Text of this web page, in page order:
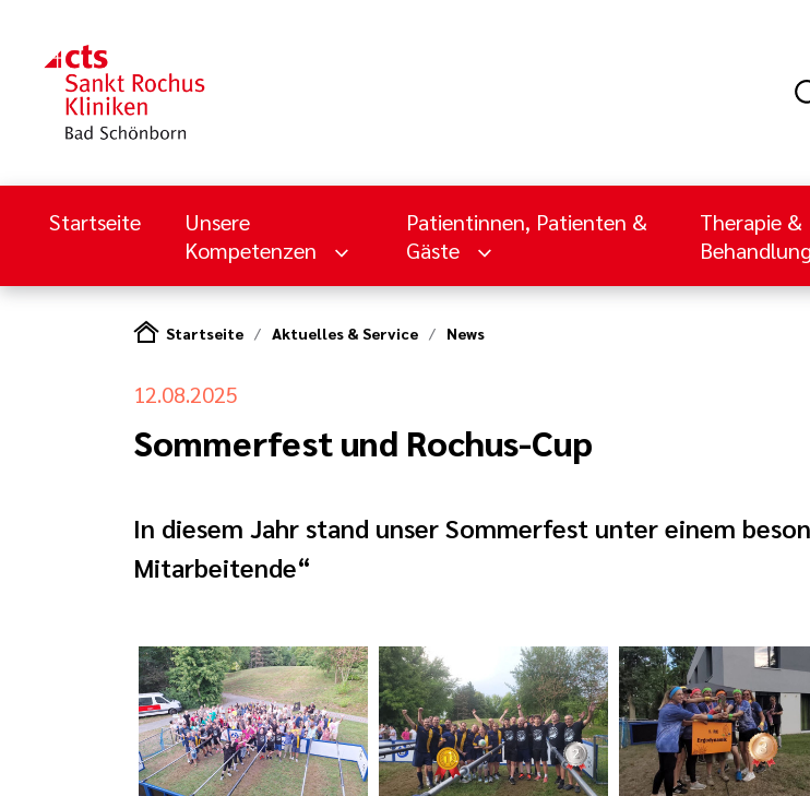
Startseite
Unsere
Kompetenzen
Patientinnen, Patienten &
Gäste
Therapie &
Behandlung
Startseite Aktuelles & Service News
12.08.2025
Sommerfest und Rochus-Cup
In diesem Jahr stand unser Sommerfest unter einem
Mitarbeitende“